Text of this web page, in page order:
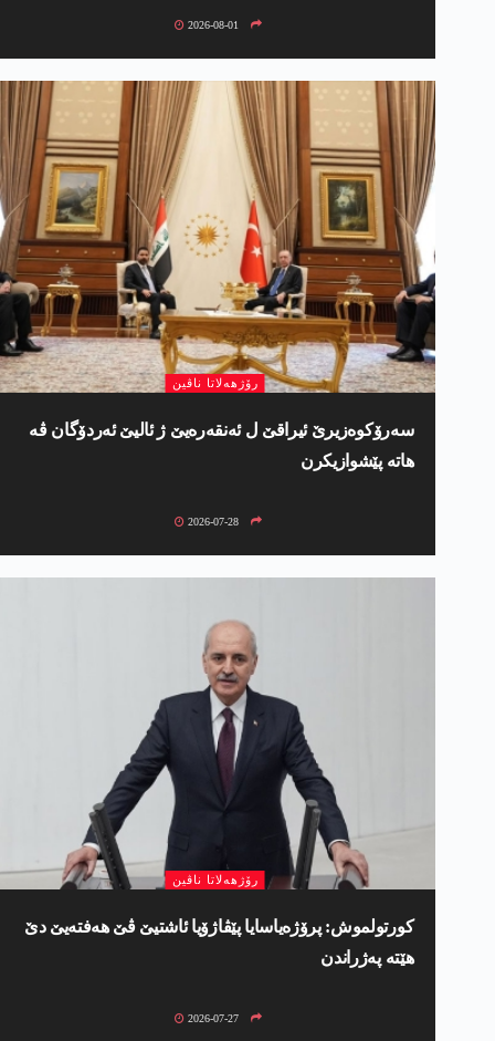
2026-08-01
رۆژھەلاتا ناڤین
سەرۆکوەزیرێ ئیراقێ ل ئەنقەرەیێ ژ ئالیێ ئەردۆگان ڤە
ھاتە پێشوازیکرن
2026-07-28
رۆژھەلاتا ناڤین
کورتولموش: پرۆژەیاسایا پێڤاژۆیا ئاشتیێ ڤێ ھەفتەیێ دێ
هێتە پەژراندن
2026-07-27